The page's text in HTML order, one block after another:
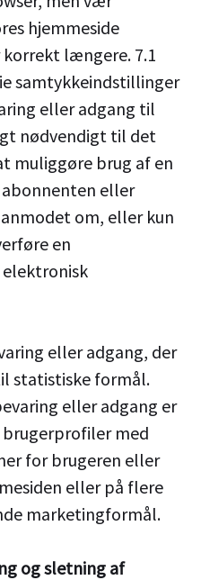
hjemmeside
korrekt længere. 7.1
samtykkeindstillinger
eller adgang til
nødvendigt til det
muliggøre brug af en
eller
om, eller kun
en
eller adgang, der
statistiske formål.
eller adgang er
med
for brugeren eller
eller på flere
marketingformål.
og sletning af